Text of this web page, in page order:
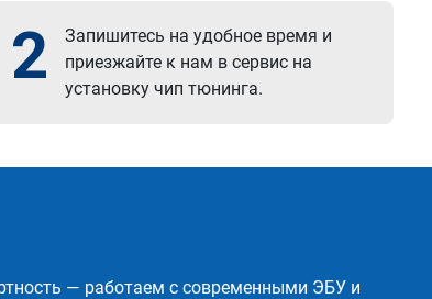
2
Запишитесь на удобное время и
приезжайте к нам в сервис на
установку чип тюнинга.
— работаем с современными ЭБУ и